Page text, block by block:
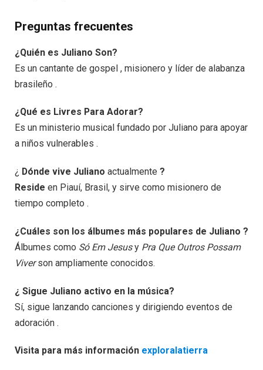
Preguntas frecuentes​
¿Quién es Juliano Son?
Es un cantante de gospel , misionero y líder de alabanza
brasileño .
¿Qué es Livres Para Adorar?
Es un ministerio musical fundado por Juliano para apoyar
a niños vulnerables .
¿ Dónde vive Juliano actualmente ?
Reside en Piauí, Brasil, y sirve como misionero de
tiempo completo .
¿Cuáles son los álbumes más populares de Juliano ?
Álbumes como Só Em Jesusy Pra Que Outros Possam
Viverson ampliamente conocidos.
¿ Sigue Juliano activo en la música?
Sí, sigue lanzando canciones y dirigiendo eventos de
adoración .
Visita para más información exploralatierra